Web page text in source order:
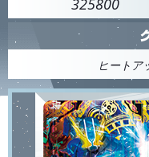
ヒートア